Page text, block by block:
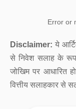
Error or
Disclaimer: ये
से निवेश सलाह के रूप
जोखिम पर आधारित
वित्तीय सलाहकार से